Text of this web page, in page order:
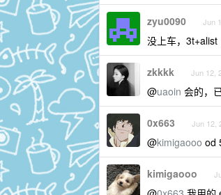
zyu0090 Jun
没上车，
zkkkk Jun 12,
@uaoin 会的，
0x663 Jun 12,
@kimigaooo od
kimigaooo